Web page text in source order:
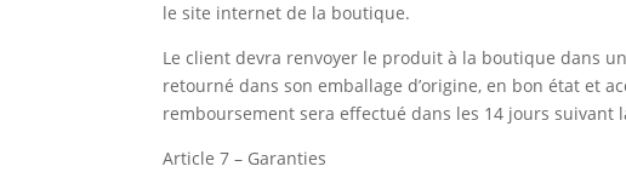
le site internet de la boutique.
Le client devra renvoyer le produit à la boutique dans
retourné dans son emballage d’origine, en bon état et
remboursement sera effectué dans les 14 jours
Article 7 – Garanties